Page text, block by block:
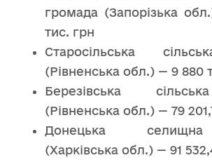
громада (Запорізька
тис. грн
Старосільська
(Рівненська обл.) — 9 880
Березівська
(Рівненська обл.) — 79
Донецька
(Харківська обл.) — 91